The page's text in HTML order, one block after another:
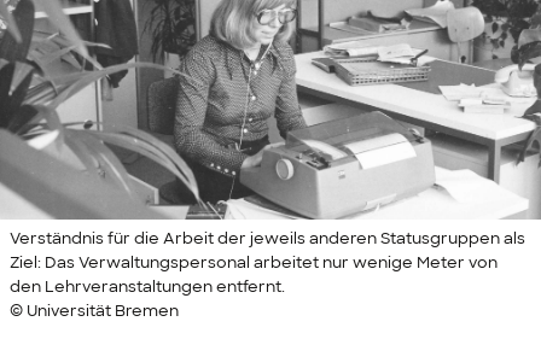
Verständnis für die Arbeit der jeweils anderen Statusgruppen als
Ziel: Das Verwaltungspersonal arbeitet nur wenige Meter von
den Lehrveranstaltungen entfernt.
© Universität Bremen